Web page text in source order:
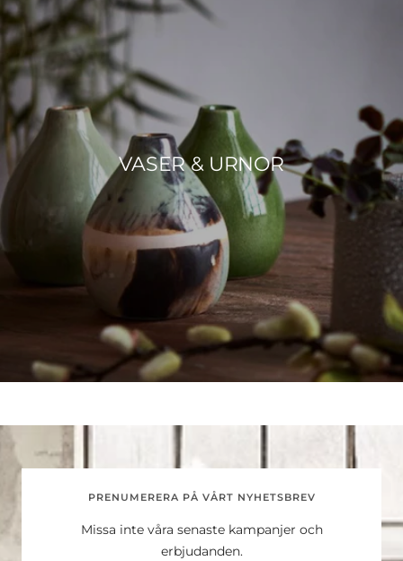
VASER & URNOR
PRENUMERERA PÅ VÅRT NYHETSBREV
Missa inte våra senaste kampanjer och
erbjudanden.